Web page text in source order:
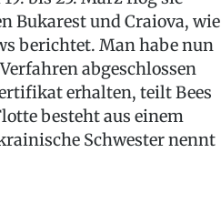
Bukarest und Craiova, wie
berichtet. Man habe nun
abgeschlossen
erhalten, teilt Bees
besteht aus einem
Schwester nennt